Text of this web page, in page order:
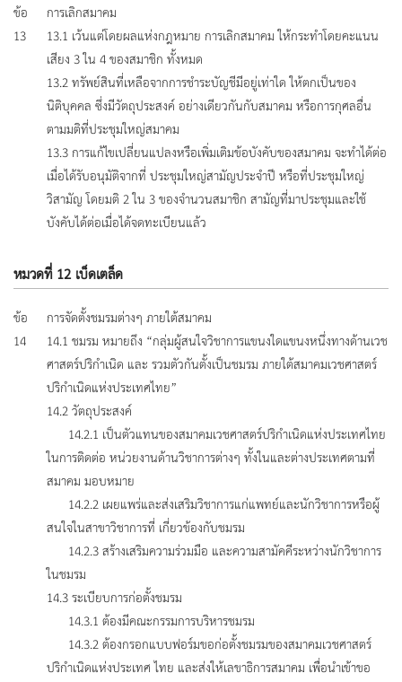
ข้อ
13
การเลิกสมาคม
13.1 เว้นแต่โดยผลแห่งกฎหมาย การเลิกสมาคม ให้กระทำโดยคะแนน
เสียง 3 ใน 4 ของสมาชิก ทั้งหมด
13.2 ทรัพย์สินที่เหลือจากการชำระบัญชีมีอยู่เท่าใด ให้ตกเป็นของ
นิติบุคคล ซึ่งมีวัตถุประสงค์ อย่างเดียวกันกับสมาคม หรือการกุศลอื่น
ตามมติที่ประชุมใหญ่สมาคม
13.3 การแก้ไขเปลี่ยนแปลงหรือเพิ่มเติมข้อบังคับของสมาคม จะทำได้ต่อ
เมื่อได้รับอนุมัติจากที่ ประชุมใหญ่สามัญประจำปี หรือที่ประชุมใหญ่
วิสามัญ โดยมติ 2 ใน 3 ของจำนวนสมาชิก สามัญที่มาประชุมและใช้
บังคับได้ต่อเมื่อได้จดทะเบียนแล้ว
หมวดที่ 12 เบ็ดเตล็ด
ข้อ
14
การจัดตั้งชมรมต่างๆ ภายใต้สมาคม
14.1 ชมรม หมายถึง “กลุ่มผู้สนใจวิชาการแขนงใดแขนงหนึ่งทางด้านเวช
ศาสตร์ปริกําเนิด และ รวมตัวกันตั้งเป็นชมรม ภายใต้สมาคมเวชศาสตร์
ปริกำเนิดแห่งประเทศไทย”
14.2 วัตถุประสงค์
14.2.1 เป็นตัวแทนของสมาคมเวชศาสตร์ปริกําเนิดแห่งประเทศไทย
ในการติดต่อ หน่วยงานด้านวิชาการต่างๆ ทั้งในและต่างประเทศตามที่
สมาคม มอบหมาย
14.2.2 เผยแพร่และส่งเสริมวิชาการแก่แพทย์และนักวิชาการหรือผู้
สนใจในสาขาวิชาการที่ เกี่ยวข้องกับชมรม
14.2.3 สร้างเสริมความร่วมมือ และความสามัคคีระหว่างนักวิชาการ
ในชมรม
14.3 ระเบียบการก่อตั้งชมรม
14.3.1 ต้องมีคณะกรรมการบริหารชมรม
14.3.2 ต้องกรอกแบบฟอร์มขอก่อตั้งชมรมของสมาคมเวชศาสตร์
ปริกําเนิดแห่งประเทศ ไทย และส่งให้เลขาธิการสมาคม เพื่อนำเข้าขอ